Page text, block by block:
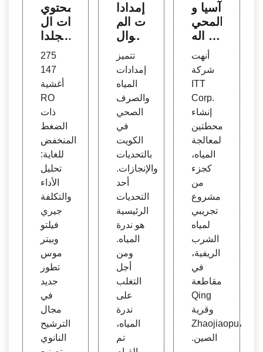
محتوي
ات ال
مجلدا
ت 11
3-12
1، تحل
ية الم
0.101
011
275
147
أغشية
RO
ذات
الضغط
المنخفض
للغاية:
تحليل
الأداء
والتكلفة
جيري
فيلتو
وبيتر
موس
تطور
جديد
في
مجال
الترشيح
النانوي
إمدادا
ت الم
ياه وال
الصح
ي في
الكوي
ت —
ويكي
بيديا
تتميز
إمدادات
المياه
والصرف
الصحي
في
الكويت
بالتحديات
والإنجازات.
أحد
التحديات
الرئيسية
هو ندرة
المياه.
ومن
أجل
التغلب
على
ندرة
المياه،
تم
آسيا و
المحي
ط اله
ادئ |
Wate
rWor
ld
أنهت
شركة
ITT
Corp.
إنشاء
محطتين
لمعالجة
المياه،
كجزء
من
مشروع
تجريبي
لمياه
الشرب
الريفية،
في
مقاطعة
Qing
وقرية
Zhaojiaopu،
الصين.